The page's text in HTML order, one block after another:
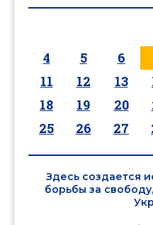
4
5 6
11
12 13
18
19 20
25
26 27
Здесь создается
борьбы за